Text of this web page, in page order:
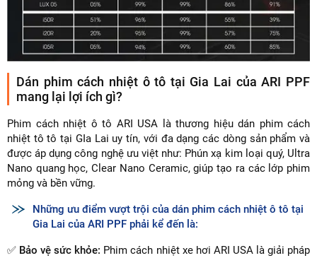
Dán phim cách nhiệt ô tô tại Gia Lai của ARI PPF
mang lại lợi ích gì?
Phim cách nhiệt ô tô ARI USA là thương hiệu dán phim cách
nhiệt tô tô tại GIa Lai uy tín, với đa dạng các dòng sản phẩm và
được áp dụng công nghệ ưu việt như: Phún xạ kim loại quý, Ultra
Nano quang học, Clear Nano Ceramic, giúp tạo ra các lớp phim
mỏng và bền vững.
Những ưu điểm vượt trội của dán phim cách nhiệt ô tô tại
Gia Lai của ARI PPF phải kể đến là:
✅ Bảo vệ sức khỏe: Phim cách nhiệt xe hơi ARI USA là giải pháp